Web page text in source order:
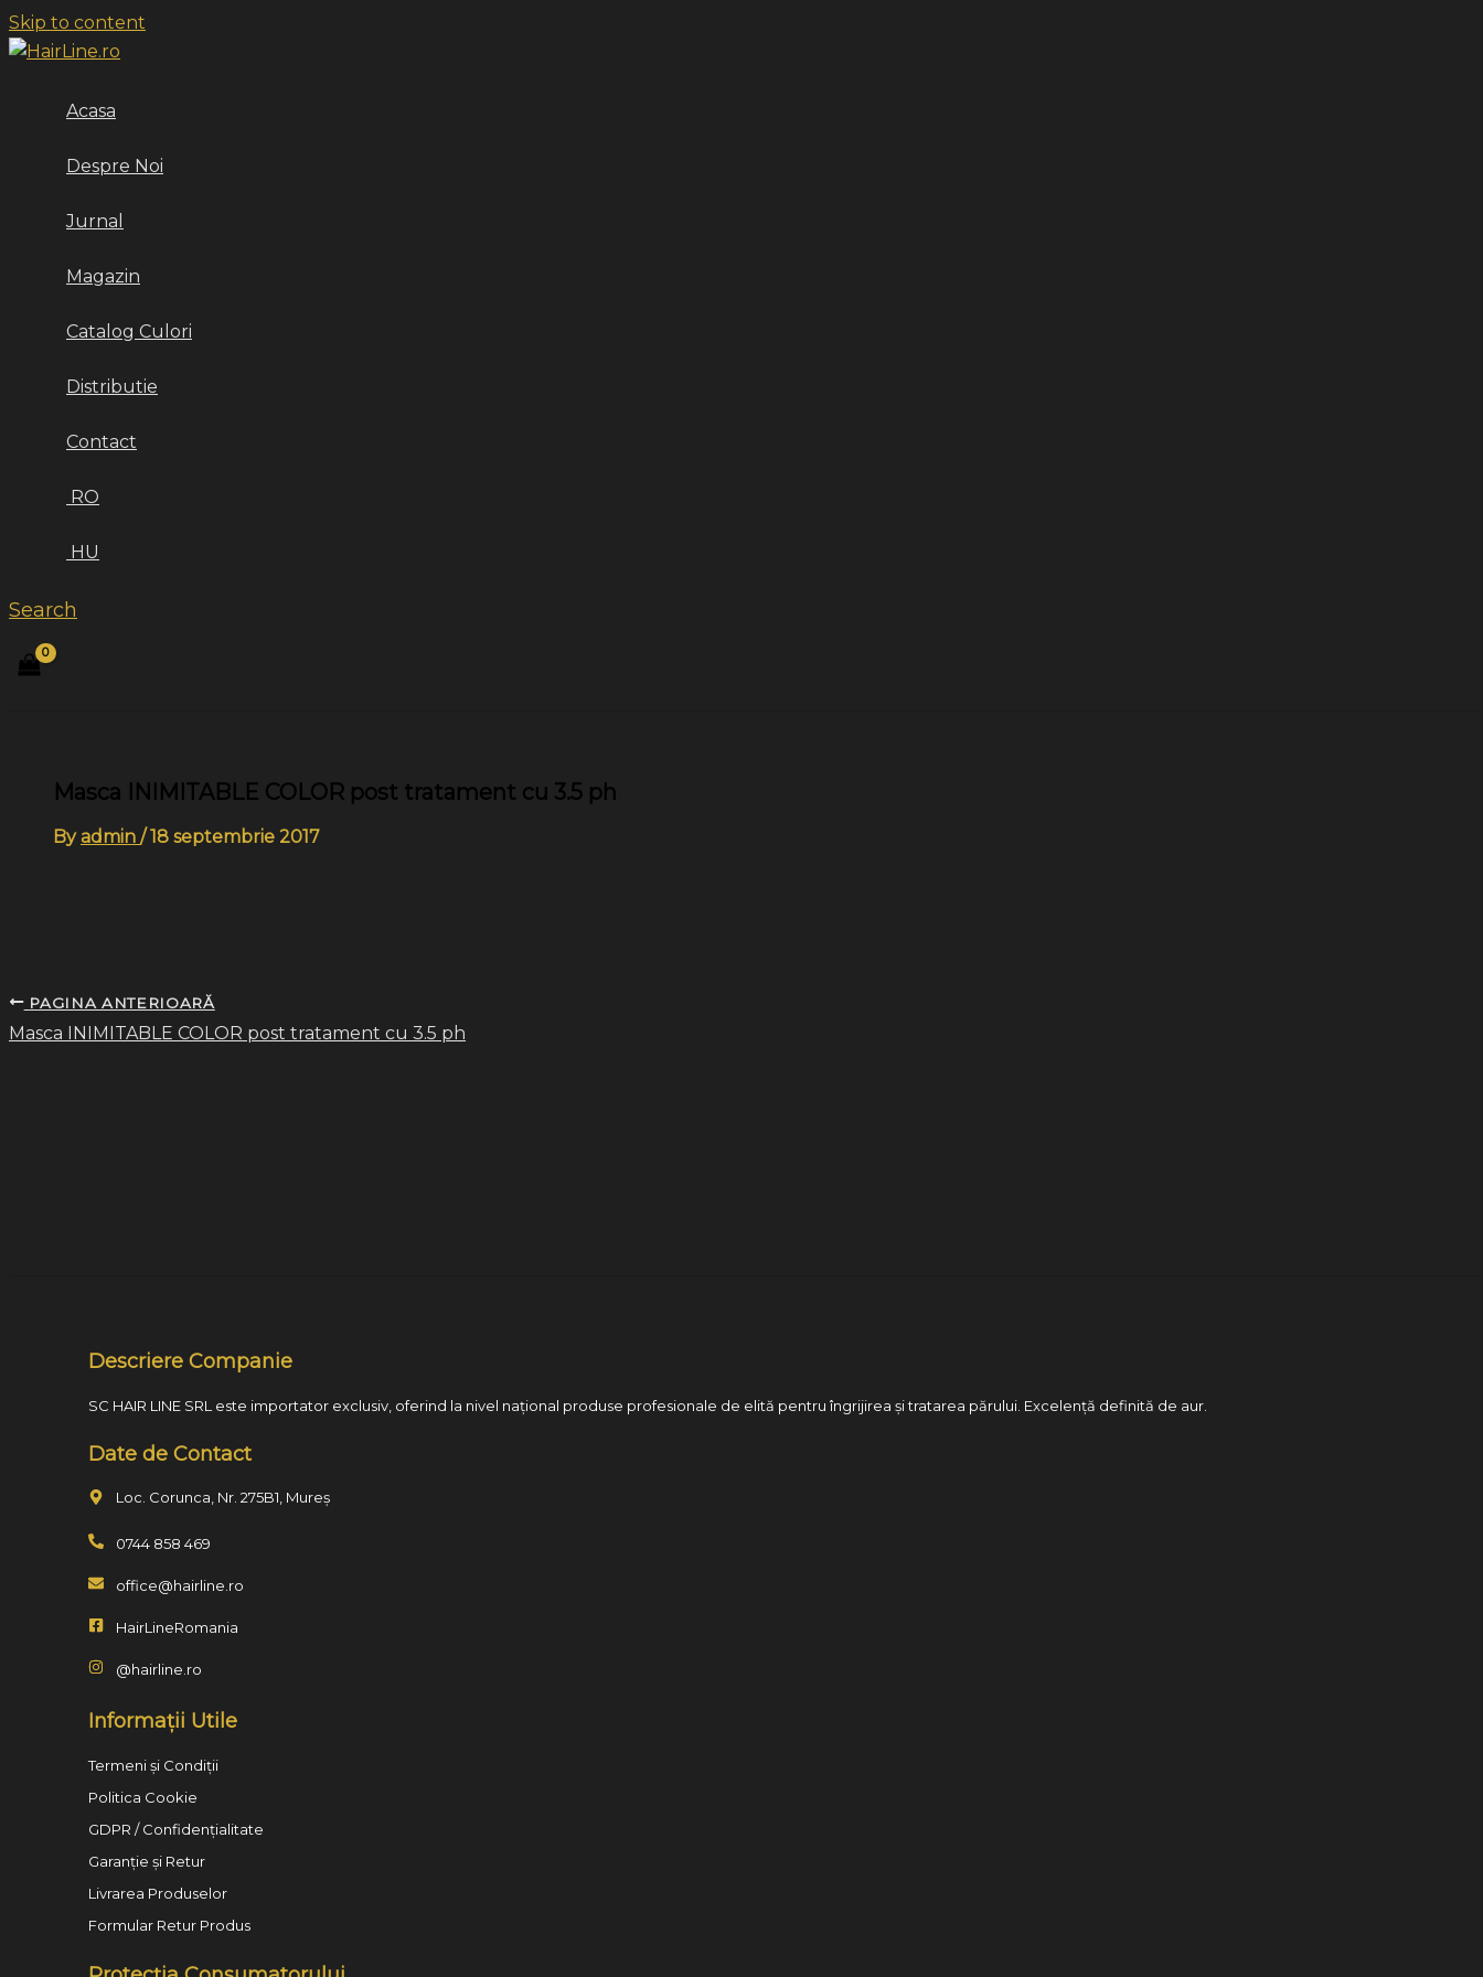
Skip to content
Acasa
Despre Noi
Jurnal
Magazin
Catalog Culori
Distributie
Contact
RO
HU
Search
Masca INIMITABLE COLOR post tratament cu 3.5 ph
By admin /18 septembrie 2017
PAGINA ANTERIOARĂ
Masca INIMITABLE COLOR post tratament cu 3.5 ph
Descriere Companie
SC HAIR LINE SRL este importator exclusiv, oferind la nivel național produse profesionale de elită pentru îngrijirea și tratarea părului. Excelență definită de aur.
Date de Contact
Loc. Corunca, Nr. 275B1, Mureș
0744 858 469
office@hairline.ro
HairLineRomania
@hairline.ro
Informații Utile
Termeni și Condiții
Politica Cookie
GDPR / Confidențialitate
Garanție și Retur
Livrarea Produselor
Formular Retur Produs